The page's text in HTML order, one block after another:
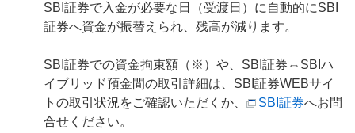
SBI証券で入金が必要な日（受渡日）に自動的にSBI
証券へ資金が振替えられ、残高が減ります。
SBI証券での資金拘束額（※）や、SBI証券⇔SBIハ
イブリッド預金間の取引詳細は、SBI証券WEBサイ
トの取引状況をご確認いただくか、
SBI証券へお問
合せください。